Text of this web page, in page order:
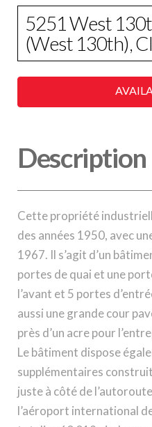
5251 West
(West 130th),
Description
Cette propriété
des années 1950, avec
1967. Il s’agit d’un
portes de quai et une
l’avant et 5 portes
aussi une grande cour
près d’un acre pour
Le bâtiment dispose
supplémentaires
juste à côté de
l’aéroport international